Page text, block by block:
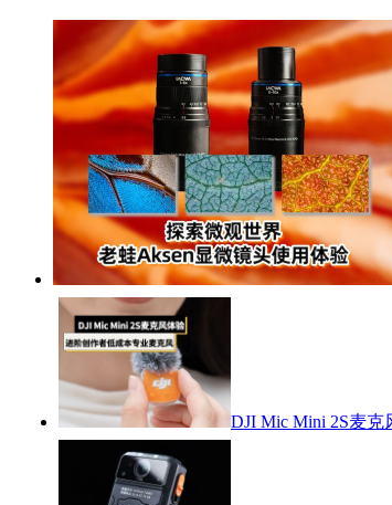
DJI Mic Mini 2S麦